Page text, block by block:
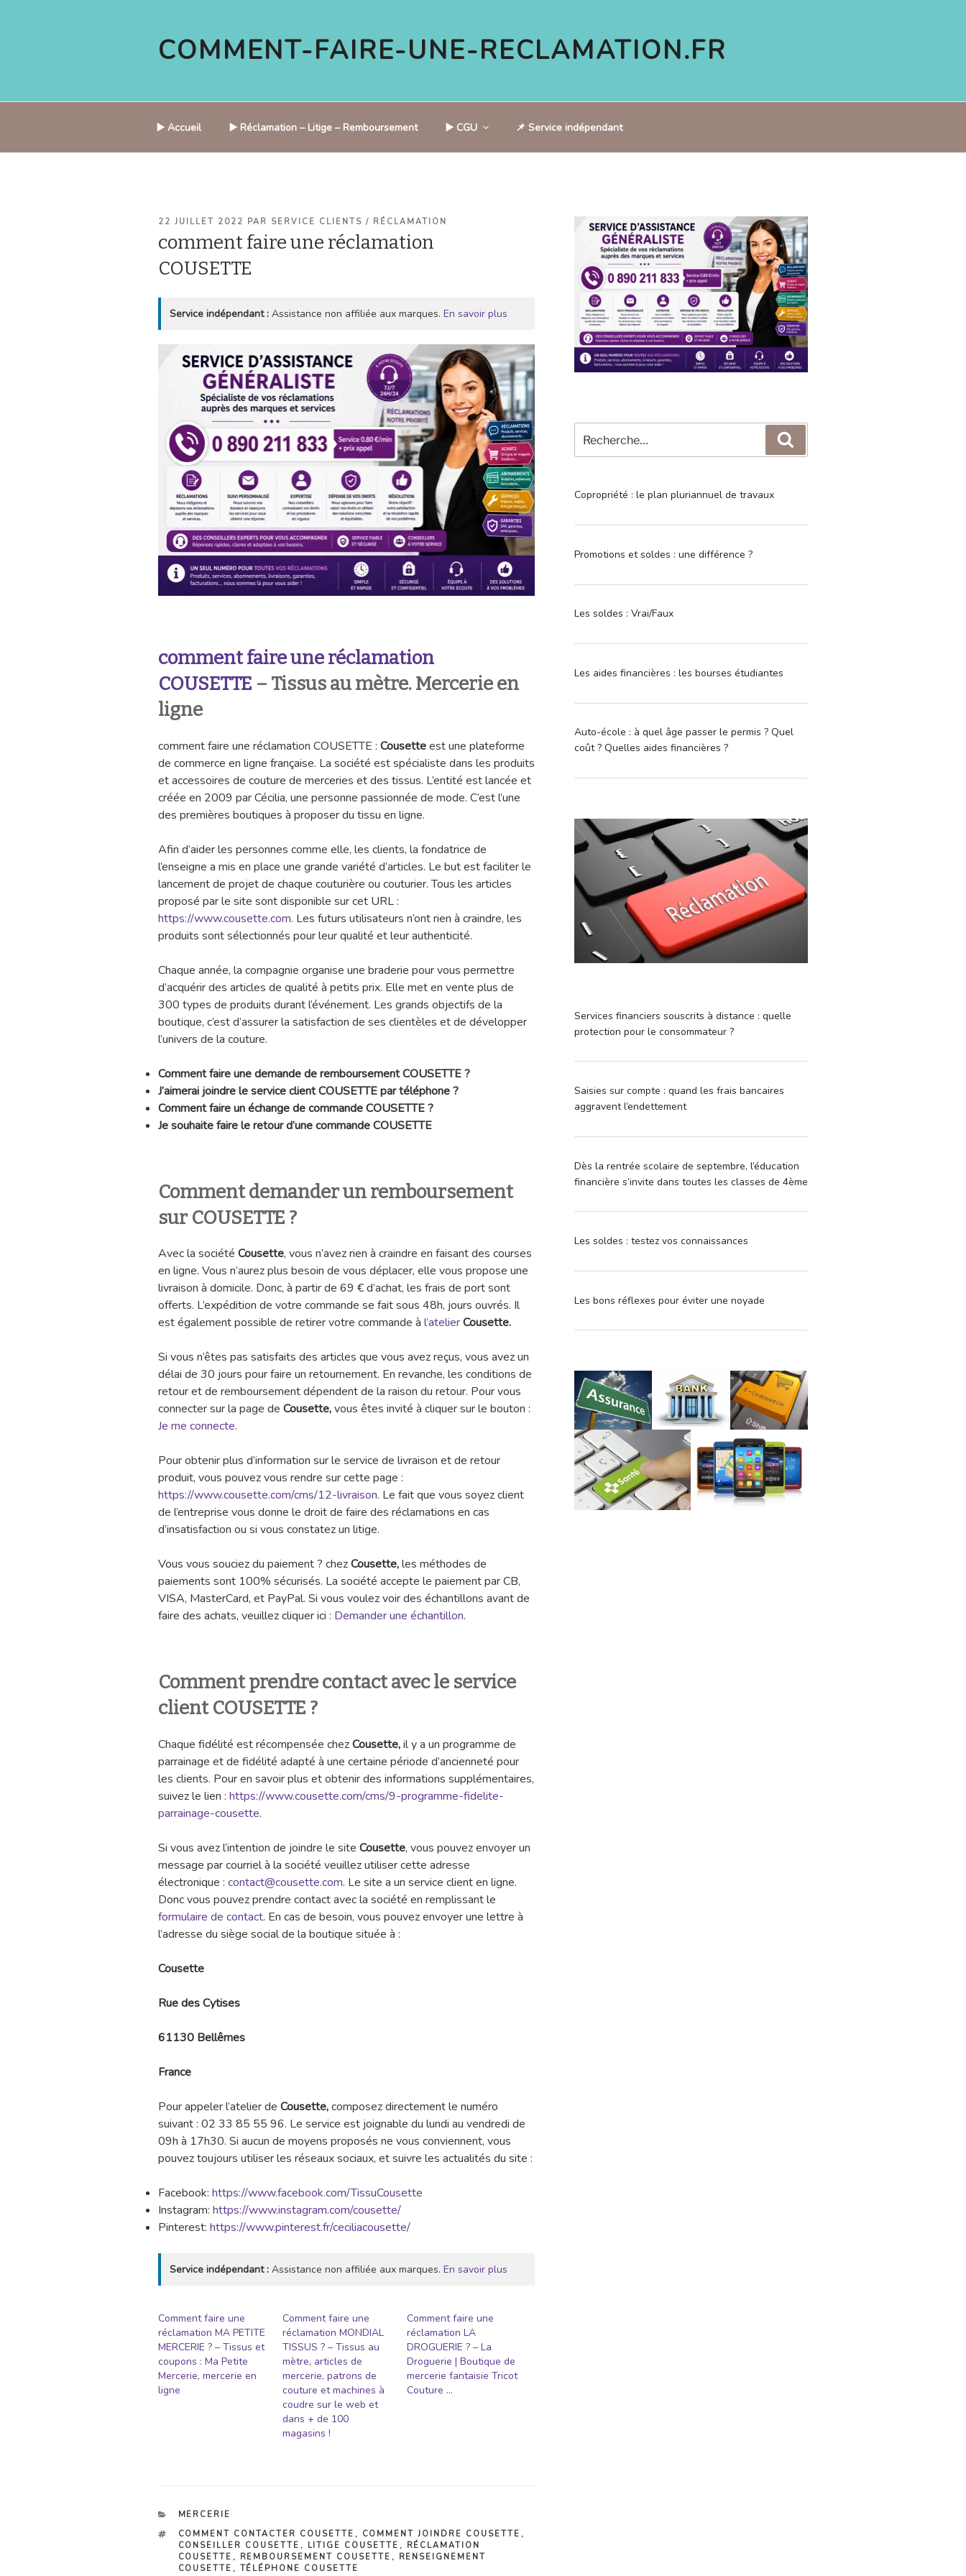
COMMENT-FAIRE-UNE-RECLAMATION.FR
▶️ Accueil ▶️ Réclamation – Litige – Remboursement ▶️ CGU 📌 Service indépendant
PUBLIÉ
22 JUILLET 2022 PAR SERVICE CLIENTS / RÉCLAMATION
comment faire une réclamation
COUSETTE
Service indépendant : Assistance non affiliée aux marques. En savoir plus
comment faire une réclamation
COUSETTE – Tissus au mètre. Mercerie en
ligne
comment faire une réclamation COUSETTE : Cousetteest une plateforme
de commerce en ligne française. La société est spécialiste dans les produits
et accessoires de couture de merceries et des tissus. L’entité est lancée et
créée en 2009 par Cécilia, une personne passionnée de mode. C’est l’une
des premières boutiques à proposer du tissu en ligne.
Afin d’aider les personnes comme elle, les clients, la fondatrice de
l’enseigne a mis en place une grande variété d’articles. Le but est faciliter le
lancement de projet de chaque couturière ou couturier. Tous les articles
proposé par le site sont disponible sur cet URL :
https://www.cousette.com. Les futurs utilisateurs n’ont rien à craindre, les
produits sont sélectionnés pour leur qualité et leur authenticité.
Chaque année, la compagnie organise une braderie pour vous permettre
d’acquérir des articles de qualité à petits prix. Elle met en vente plus de
300 types de produits durant l’événement. Les grands objectifs de la
boutique, c’est d’assurer la satisfaction de ses clientèles et de développer
l’univers de la couture.
Comment faire une demande de remboursementCOUSETTE ?
J’aimerai joindre le service clientCOUSETTE par téléphone ?
Comment faire un échange de commandeCOUSETTE ?
Je souhaite faire le retour d’une commandeCOUSETTE
Comment demander un remboursement
sur COUSETTE ?
Avec la société Cousette, vous n’avez rien à craindre en faisant des courses
en ligne. Vous n’aurez plus besoin de vous déplacer, elle vous propose une
livraison à domicile. Donc, à partir de 69 € d’achat, les frais de port sont
offerts. L’expédition de votre commande se fait sous 48h, jours ouvrés. Il
est également possible de retirer votre commande à l’atelierCousette.
Si vous n’êtes pas satisfaits des articles que vous avez reçus, vous avez un
délai de 30 jours pour faire un retournement. En revanche, les conditions de
retour et de remboursement dépendent de la raison du retour. Pour vous
connecter sur la page de Cousette,vous êtes invité à cliquer sur le bouton :
Je me connecte.
Pour obtenir plus d’information sur le service de livraison et de retour
produit, vous pouvez vous rendre sur cette page :
https://www.cousette.com/cms/12-livraison. Le fait que vous soyez client
de l’entreprise vous donne le droit de faire des réclamations en cas
d’insatisfaction ou si vous constatez un litige.
Vous vous souciez du paiement ? chezCousette,les méthodes de
paiements sont 100% sécurisés. La société accepte le paiement par CB,
VISA, MasterCard, et PayPal. Si vous voulez voir des échantillons avant de
faire des achats, veuillez cliquer ici : Demander une échantillon.
Comment prendre contact avec le service
client COUSETTE ?
Chaque fidélité est récompensée chezCousette,il y a un programme de
parrainage et de fidélité adapté à une certaine période d’ancienneté pour
les clients. Pour en savoir plus et obtenir des informations supplémentaires,
suivez le lien : https://www.cousette.com/cms/9-programme-fidelite-
parrainage-cousette.
Si vous avez l’intention de joindre le site Cousette, vous pouvez envoyer un
message par courriel à la société veuillez utiliser cette adresse
électronique : contact@cousette.com. Le site a un service client en ligne.
Donc vous pouvez prendre contact avec la société en remplissant le
formulaire de contact. En cas de besoin, vous pouvez envoyer une lettre à
l’adresse du siège social de la boutique située à :
Cousette
Rue des Cytises
61130 Bellêmes
France
Pour appeler l’atelier de Cousette,composez directement le numéro
suivant : 02 33 85 55 96. Le service est joignable du lundi au vendredi de
09h à 17h30. Si aucun de moyens proposés ne vous conviennent, vous
pouvez toujours utiliser les réseaux sociaux, et suivre les actualités du site :
Facebook: https://www.facebook.com/TissuCousette
Instagram: https://www.instagram.com/cousette/
Pinterest: https://www.pinterest.fr/ceciliacousette/
Service indépendant : Assistance non affiliée aux marques. En savoir plus
Comment faire une
réclamation MA PETITE
MERCERIE ? – Tissus et
coupons : Ma Petite
Mercerie, mercerie en
ligne
Comment faire une
réclamation MONDIAL
TISSUS ? – Tissus au
mètre, articles de
mercerie, patrons de
couture et machines à
coudre sur le web et
dans + de 100
magasins !
Comment faire une
réclamation LA
DROGUERIE ? – La
Droguerie | Boutique de
mercerie fantaisie Tricot
Couture …
CATÉGORIES
MERCERIE
ÉTIQUETTES
COMMENT CONTACTER COUSETTE , COMMENT JOINDRE COUSETTE ,
CONSEILLER COUSETTE , LITIGE COUSETTE , RÉCLAMATION
COUSETTE , REMBOURSEMENT COUSETTE , RENSEIGNEMENT
COUSETTE , TÉLÉPHONE COUSETTE
pour
:
Copropriété : le plan pluriannuel de travaux
Promotions et soldes : une différence ?
Les soldes : Vrai/Faux
Les aides financières : les bourses étudiantes
Auto-école : à quel âge passer le permis ? Quel
coût ? Quelles aides financières ?
Services financiers souscrits à distance : quelle
protection pour le consommateur ?
Saisies sur compte : quand les frais bancaires
aggravent l’endettement
Dès la rentrée scolaire de septembre, l’éducation
financière s’invite dans toutes les classes de 4ème
Les soldes : testez vos connaissances
Les bons réflexes pour éviter une noyade